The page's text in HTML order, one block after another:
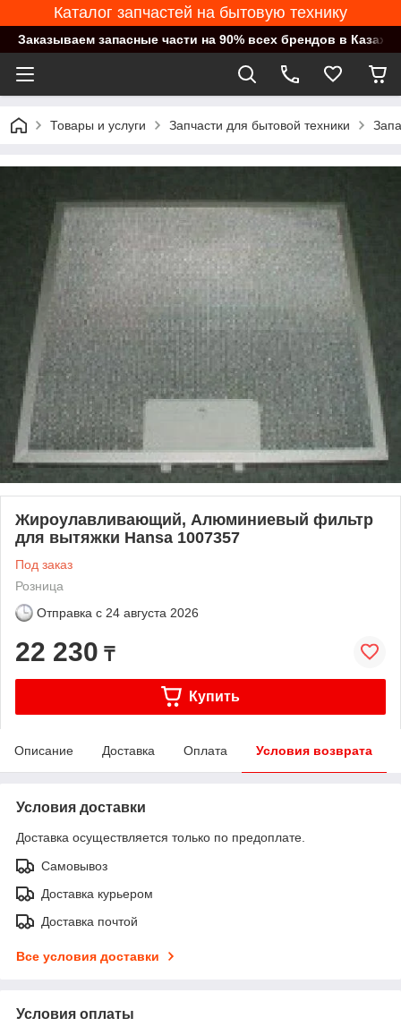
Каталог запчастей на бытовую технику
Заказываем запасные части на 90% всех брендов в
Товары и услуги Запчасти для бытовой техники
Жироулавливающий, Алюминиевый фильтр
для вытяжки Hansa 1007357
Под заказ
Розница
Отправка с 24 августа 2026
22 230 ₸
Купить
Описание Доставка Оплата Условия возврата
Условия доставки
Доставка осуществляется только по предоплате.
Самовывоз
Доставка курьером
Доставка почтой
Все условия доставки
Условия оплаты